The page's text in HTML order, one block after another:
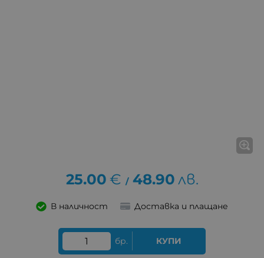
25.00 € / 48.90 лв.
В наличност Доставка и плащане
бр. КУПИ